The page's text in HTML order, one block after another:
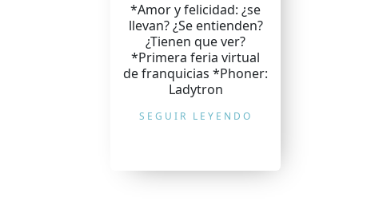
*Amor y felicidad: ¿se
llevan? ¿Se entienden?
¿Tienen que ver?
*Primera feria virtual
de franquicias *Phoner:
Ladytron
SEGUIR LEYENDO